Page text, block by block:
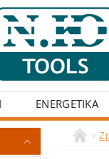
ENERGETIKA